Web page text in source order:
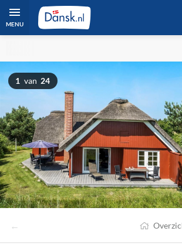
MENU
1 van 24
←